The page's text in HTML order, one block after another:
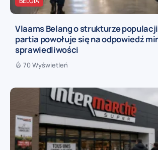
Vlaams Belang o strukturze
partia powołuje się na odpowiedź
sprawiedliwości
70 Wyświetleń